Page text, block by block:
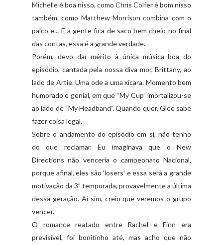
Michelle é boa nisso, como Chris Colfer é bom nisso
também, como Matthew Morrison combina com o
palco e... E a gente fica de saco bem cheio no final
das contas, essa é a grande verdade.
Porém, devo dar mérito à única música boa do
episódio, cantada pela nossa diva mor, Brittany, ao
lado de Artie. Uma ode a uma xícara. Momento bem
humorado e genial, em que “My Cup” imortalizou-se
ao lado de “My Headband”. Quando quer, Glee sabe
fazer coisa legal.
Sobre o andamento do episódio em si, não tenho
do que reclamar. Eu imaginava que o New
Directions não venceria o campeonato Nacional,
porque afinal, eles são ‘losers’ e essa será a grande
motivação da 3ª temporada, provavelmente a última
dessa geração. Aí sim, creio que veremos o grupo
vencer.
O romance reatado entre Rachel e Finn era
previsível, foi bonitinho até, mas acho que não